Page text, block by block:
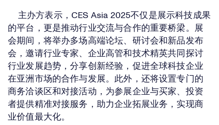
主办方表示，CES Asia 2025不仅是展示科技成果
的平台，更是推动行业交流与合作的重要桥梁。展
会期间，将举办多场高端论坛、研讨会和新品发布
会，邀请行业专家、企业高管和技术精英共同探讨
行业发展趋势，分享创新经验，促进全球科技企业
在亚洲市场的合作与发展。此外，还将设置专门的
商务洽谈区和对接活动，为参展企业与买家、投资
者提供精准对接服务，助力企业拓展业务，实现商
业价值最大化。